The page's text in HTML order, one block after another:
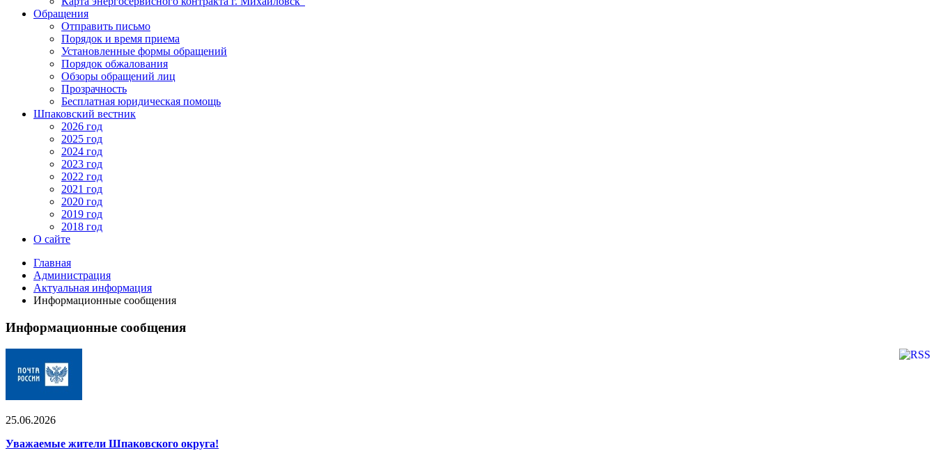
Обращения
Отправить письмо
Порядок и время приема
Установленные формы обращений
Порядок обжалования
Обзоры обращений лиц
Прозрачность
Бесплатная юридическая помощь
Шпаковский вестник
2026 год
2025 год
2024 год
2023 год
2022 год
2021 год
2020 год
2019 год
2018 год
О сайте
Главная
Администрация
Актуальная информация
Информационные сообщения
Информационные сообщения
25.06.2026
Уважаемые жители Шпаковского округа!